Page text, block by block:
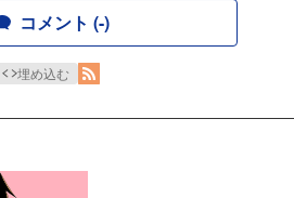
コメント (-)
埋め込む